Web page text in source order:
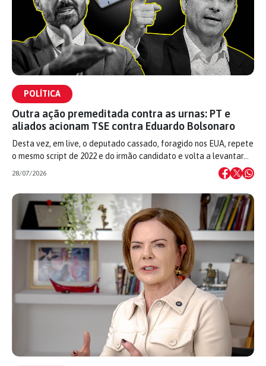
POLÍTICA
Outra ação premeditada contra as urnas: PT e
aliados acionam TSE contra Eduardo Bolsonaro
Desta vez, em live, o deputado cassado, foragido nos EUA, repete
o mesmo script de 2022 e do irmão candidato e volta a levantar…
28/07/2026